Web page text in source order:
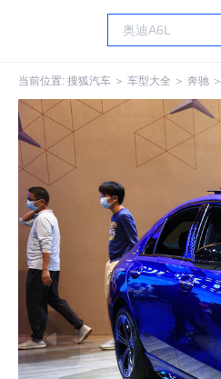
当前位置: 搜狐汽车 ＞ 车型大全 ＞ 奔驰 ＞